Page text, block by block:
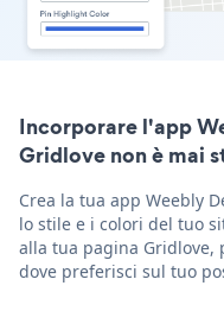
Incorporare l'app
Gridlove non è mai
Crea la tua app Weebly
lo stile e i colori del tuo
alla tua pagina Gridlove,
dove preferisci sul tuo